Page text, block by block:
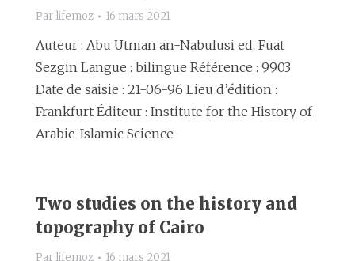
Par lifemoz 16 mars 2021
Auteur : Abu Utman an-Nabulusi ed. Fuat
Sezgin Langue : bilingue Référence : 9903
Date de saisie : 21-06-96 Lieu d’édition :
Frankfurt Éditeur : Institute for the History of
Arabic-Islamic Science
Two studies on the history and
topography of Cairo
Par lifemoz 16 mars 2021